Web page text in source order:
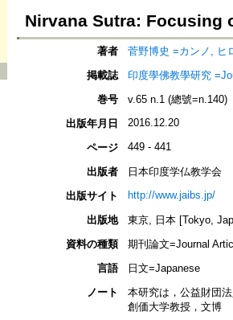
Nirvana Sutra: Focusing
著者
菅野博史 =カンノ, ヒ
掲載誌
印度學佛教學研究
巻号
v.65 n.1 (總號=n.140)
出版年月日
2016.12.20
ページ 449 - 441
出版者
日本印度学仏教学会
出版サイト
http://www.jaibs.jp/
出版地
東京, 日本 [Tokyo,
資料の種類
期刊論文=Journal
言語
日文=Japanese
ノート
本研究は，公益財団
創価大学教授，文博